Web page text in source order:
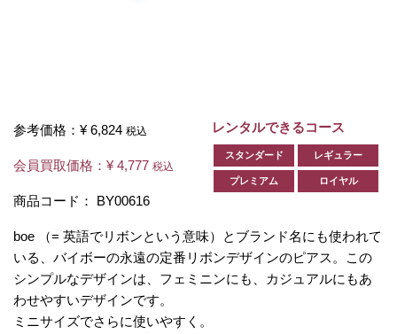
参考価格： ¥ 6,824 税込
会員買取価格： ¥ 4,777 税込
商品コード： BY00616
レンタルできるコース
スタンダード レギュラー
プレミアム ロイヤル
boe （= 英語でリボンという意味）とブランド名にも使われて
いる、バイボーの永遠の定番リボンデザインのピアス。この
シンプルなデザインは、フェミニンにも、カジュアルにもあ
わせやすいデザインです。
ミニサイズでさらに使いやすく。